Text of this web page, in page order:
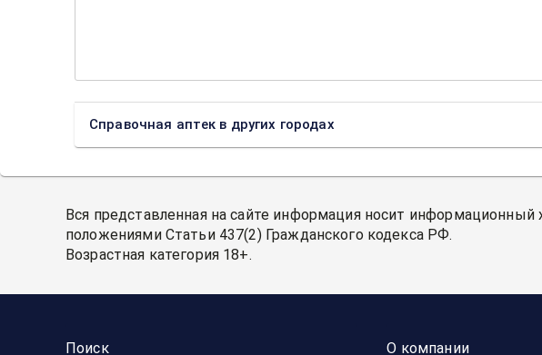
Справочная аптек в других городах
Вся представленная на сайте информация носит информационный
положениями Статьи 437(2) Гражданского кодекса РФ.
Возрастная категория 18+.
Поиск О компании